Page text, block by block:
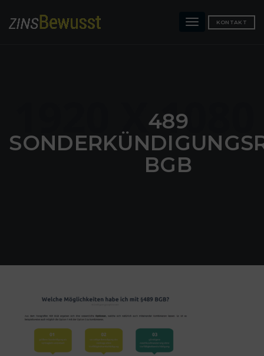
ToggleKONTAKT
489
BGB